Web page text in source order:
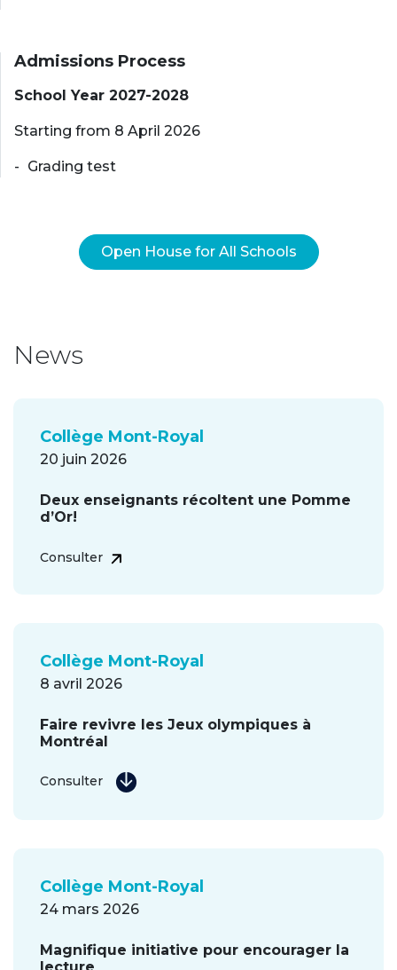
Admissions Process
School Year 2027-2028
Starting from 8 April 2026
Grading test
Open House for All Schools
News
Collège Mont-Royal
20 juin 2026
Deux enseignants récoltent une Pomme
d’Or!
Consulter
Collège Mont-Royal
8 avril 2026
Faire revivre les Jeux olympiques à
Montréal
Consulter
Collège Mont-Royal
24 mars 2026
Magnifique initiative pour encourager la